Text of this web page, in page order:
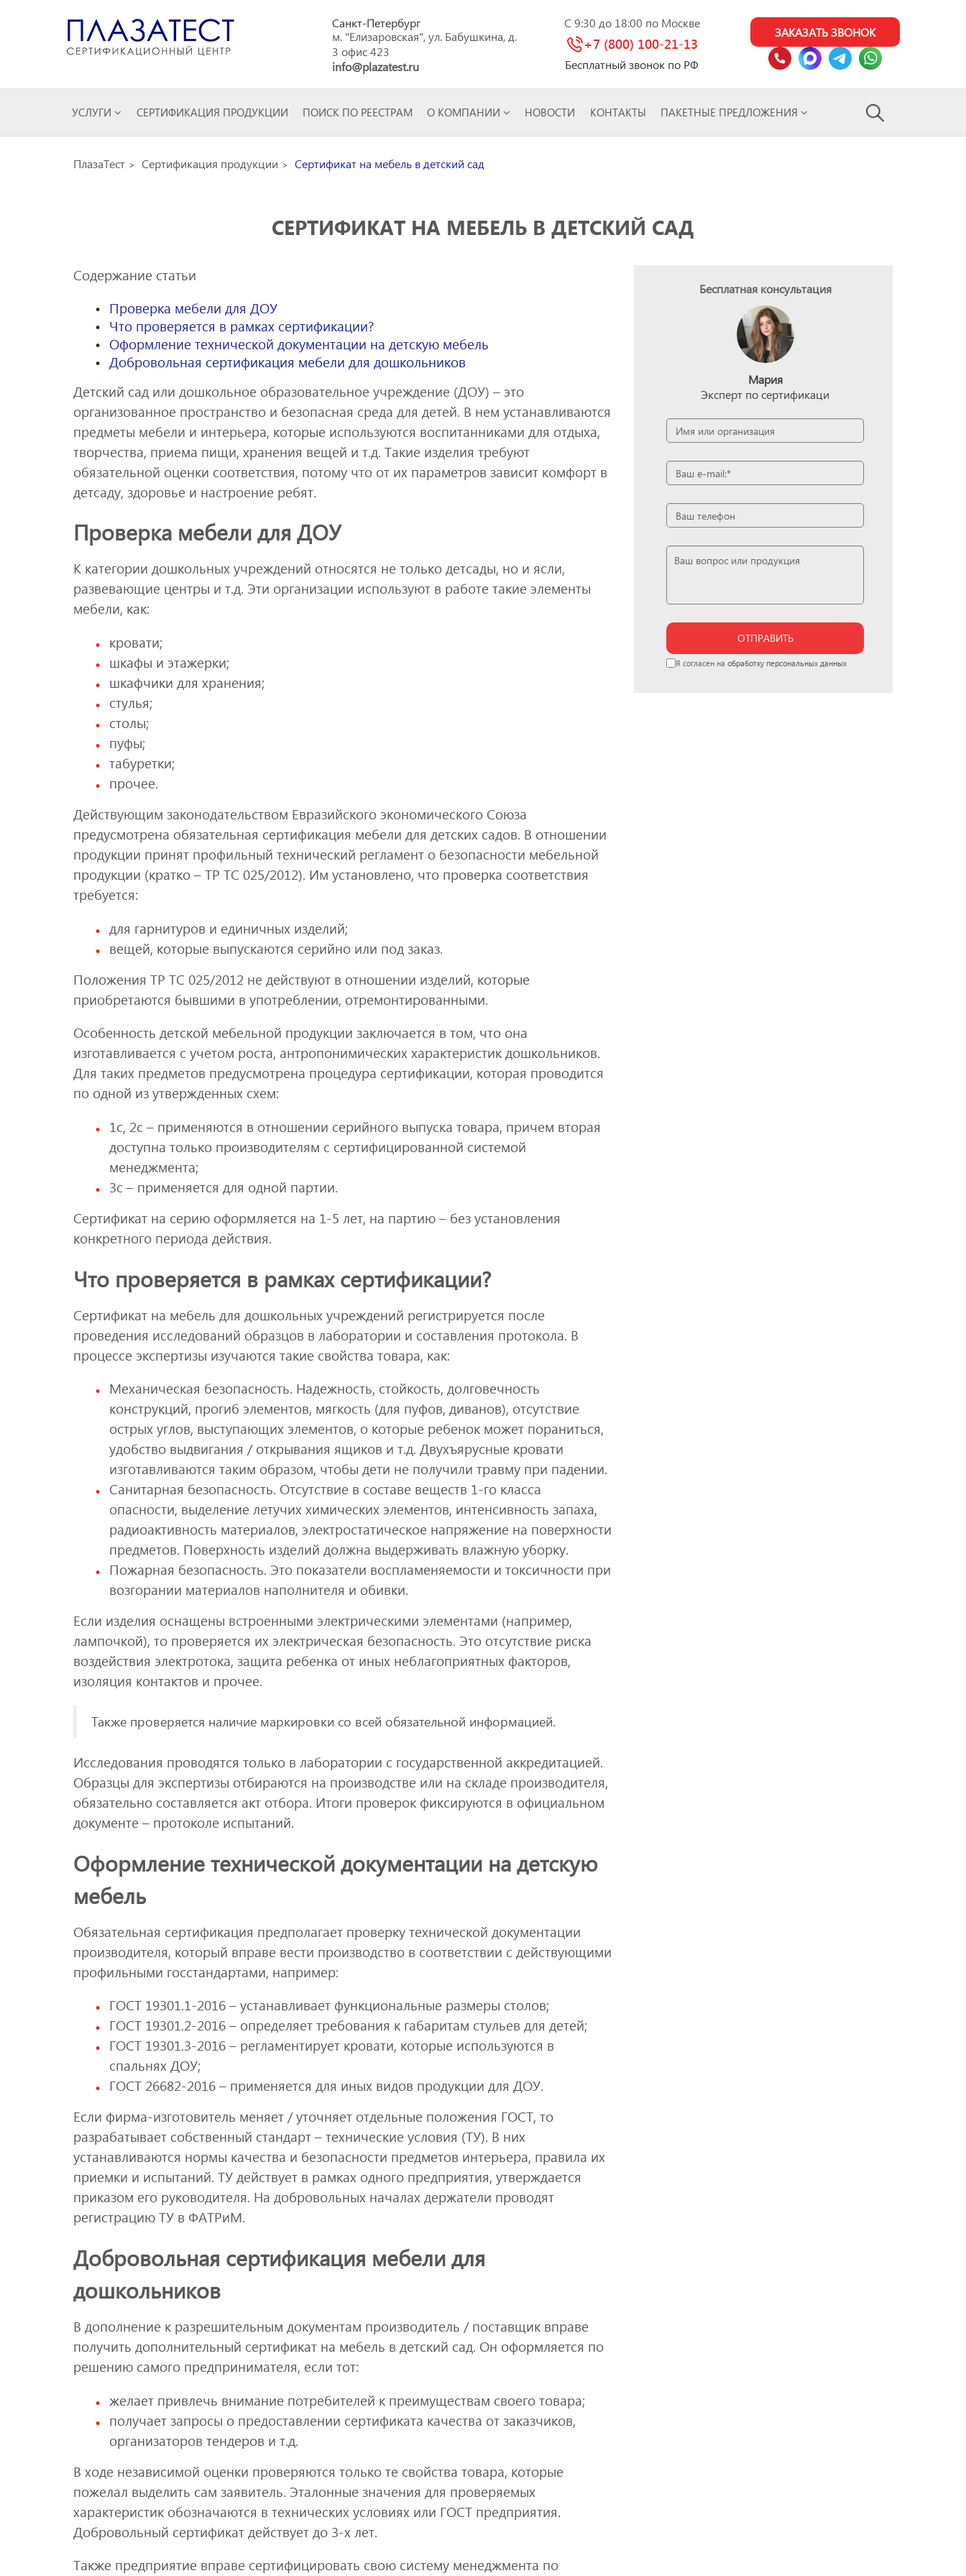
Санкт-Петербург
м. "Елизаровская", ул. Бабушкина, д.
3 офис 423
info@plazatest.ru
C 9:30 до 18:00 по Москве
+7 (800) 100-21-13
Бесплатный звонок по РФ
ЗАКАЗАТЬ ЗВОНОК
УСЛУГИ СЕРТИФИКАЦИЯ ПРОДУКЦИИ ПОИСК ПО РЕЕСТРАМ О КОМПАНИИ НОВОСТИ КОНТАКТЫ ПАКЕТНЫЕ ПРЕДЛОЖЕНИЯ
ПлазаТест Сертификация продукции Сертификат на мебель в детский сад
СЕРТИФИКАТ НА МЕБЕЛЬ В ДЕТСКИЙ САД
Содержание статьи
Проверка мебели для ДОУ
Что проверяется в рамках сертификации?
Оформление технической документации на детскую мебель
Добровольная сертификация мебели для дошкольников
Детский сад или дошкольное образовательное учреждение (ДОУ) – это
организованное пространство и безопасная среда для детей. В нем устанавливаются
предметы мебели и интерьера, которые используются воспитанниками для отдыха,
творчества, приема пищи, хранения вещей и т.д. Такие изделия требуют
обязательной оценки соответствия, потому что от их параметров зависит комфорт в
детсаду, здоровье и настроение ребят.
Проверка мебели для ДОУ
К категории дошкольных учреждений относятся не только детсады, но и ясли,
развевающие центры и т.д. Эти организации используют в работе такие элементы
мебели, как:
кровати;
шкафы и этажерки;
шкафчики для хранения;
стулья;
столы;
пуфы;
табуретки;
прочее.
Действующим законодательством Евразийского экономического Союза
предусмотрена обязательная сертификация мебели для детских садов. В отношении
продукции принят профильный технический регламент о безопасности мебельной
продукции (кратко – ТР ТС 025/2012). Им установлено, что проверка соответствия
требуется:
для гарнитуров и единичных изделий;
вещей, которые выпускаются серийно или под заказ.
Положения ТР ТС 025/2012 не действуют в отношении изделий, которые
приобретаются бывшими в употреблении, отремонтированными.
Особенность детской мебельной продукции заключается в том, что она
изготавливается с учетом роста, антропонимических характеристик дошкольников.
Для таких предметов предусмотрена процедура сертификации, которая проводится
по одной из утвержденных схем:
1с, 2с – применяются в отношении серийного выпуска товара, причем вторая
доступна только производителям с сертифицированной системой
менеджмента;
3с – применяется для одной партии.
Сертификат на серию оформляется на 1-5 лет, на партию – без установления
конкретного периода действия.
Что проверяется в рамках сертификации?
Сертификат на мебель для дошкольных учреждений регистрируется после
проведения исследований образцов в лаборатории и составления протокола. В
процессе экспертизы изучаются такие свойства товара, как:
Механическая безопасность. Надежность, стойкость, долговечность
конструкций, прогиб элементов, мягкость (для пуфов, диванов), отсутствие
острых углов, выступающих элементов, о которые ребенок может пораниться,
удобство выдвигания / открывания ящиков и т.д. Двухъярусные кровати
изготавливаются таким образом, чтобы дети не получили травму при падении.
Санитарная безопасность. Отсутствие в составе веществ 1-го класса
опасности, выделение летучих химических элементов, интенсивность запаха,
радиоактивность материалов, электростатическое напряжение на поверхности
предметов. Поверхность изделий должна выдерживать влажную уборку.
Пожарная безопасность. Это показатели воспламеняемости и токсичности при
возгорании материалов наполнителя и обивки.
Если изделия оснащены встроенными электрическими элементами (например,
лампочкой), то проверяется их электрическая безопасность. Это отсутствие риска
воздействия электротока, защита ребенка от иных неблагоприятных факторов,
изоляция контактов и прочее.
Также проверяется наличие маркировки со всей обязательной информацией.
Исследования проводятся только в лаборатории с государственной аккредитацией.
Образцы для экспертизы отбираются на производстве или на складе производителя,
обязательно составляется акт отбора. Итоги проверок фиксируются в официальном
документе – протоколе испытаний.
Оформление технической документации на детскую
мебель
Обязательная сертификация предполагает проверку технической документации
производителя, который вправе вести производство в соответствии с действующими
профильными госстандартами, например:
ГОСТ 19301.1-2016 – устанавливает функциональные размеры столов;
ГОСТ 19301.2-2016 – определяет требования к габаритам стульев для детей;
ГОСТ 19301.3-2016 – регламентирует кровати, которые используются в
спальнях ДОУ;
ГОСТ 26682-2016 – применяется для иных видов продукции для ДОУ.
Если фирма-изготовитель меняет / уточняет отдельные положения ГОСТ, то
разрабатывает собственный стандарт – технические условия (ТУ). В них
устанавливаются нормы качества и безопасности предметов интерьера, правила их
приемки и испытаний. ТУ действует в рамках одного предприятия, утверждается
приказом его руководителя. На добровольных началах держатели проводят
регистрацию ТУ в ФАТРиМ.
Добровольная сертификация мебели для
дошкольников
В дополнение к разрешительным документам производитель / поставщик вправе
получить дополнительный сертификат на мебель в детский сад. Он оформляется по
решению самого предпринимателя, если тот:
желает привлечь внимание потребителей к преимуществам своего товара;
получает запросы о предоставлении сертификата качества от заказчиков,
организаторов тендеров и т.д.
В ходе независимой оценки проверяются только те свойства товара, которые
пожелал выделить сам заявитель. Эталонные значения для проверяемых
характеристик обозначаются в технических условиях или ГОСТ предприятия.
Добровольный сертификат действует до 3-х лет.
Также предприятие вправе сертифицировать свою систему менеджмента по
Бесплатная консультация
Мария
Эксперт по сертификаци
ОТПРАВИТЬ
Я согласен на обработку персональных данных